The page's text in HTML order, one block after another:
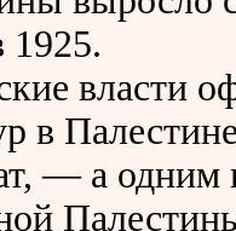
1925.
власти
в
— а одним